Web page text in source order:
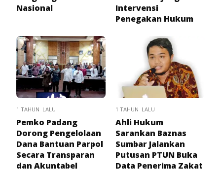
Nasional
Intervensi
Penegakan Hukum
1 TAHUN LALU
Pemko Padang
Dorong Pengelolaan
Dana Bantuan Parpol
Secara Transparan
dan Akuntabel
1 TAHUN LALU
Ahli Hukum
Sarankan Baznas
Sumbar Jalankan
Putusan PTUN Buka
Data Penerima Zakat